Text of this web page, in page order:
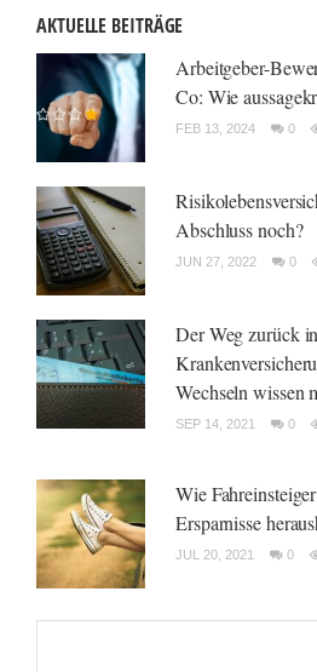
AKTUELLE BEITRÄGE
Arbeitgeber-
Co: Wie
FEB 13, 2024 0
Abschluss noch?
JUN 27, 2022 0
Der Weg zurück
Wechseln wissen
SEP 14, 2021 0
Wie
Ersparnisse
JUL 20, 2021 0